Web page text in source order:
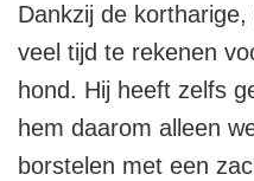
Dankzij de
veel tijd te rekenen
hond. Hij heeft zelfs
hem daarom alleen
borstelen met een